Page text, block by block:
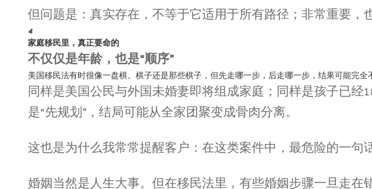
但问题是：真实存在，不等于它适用于所有路径；非常重要，
4
家庭移民里，真正要命的
不仅仅是年龄，也是“顺序”
美国移民法有时很像一盘棋。棋子还是那些棋子，但先走哪一步，后走哪一步，结果可能完全
同样是美国公民与外国未婚妻即将组成家庭；同样是孩子已
是“先规划”，结局可能从全家团聚变成骨肉分离。
这也是为什么我常常提醒客户：在这类案件中，最危险的一句